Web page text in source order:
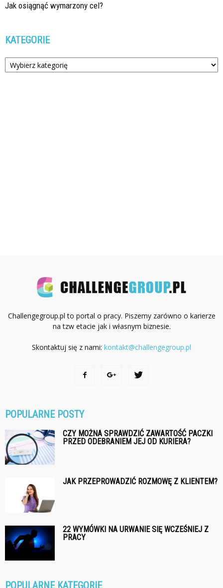
Jak osiągnąć wymarzony cel?
KATEGORIE
Kategorie
Challengegroup.pl to portal o pracy. Piszemy zarówno o karierze
na tzw etacie jak i własnym biznesie.
Skontaktuj się z nami: kontakt@challengegroup.pl
POPULARNE POSTY
CZY MOŻNA SPRAWDZIĆ ZAWARTOŚĆ PACZKI
PRZED ODEBRANIEM JEJ OD KURIERA?
JAK PRZEPROWADZIĆ ROZMOWĘ Z KLIENTEM?
22 WYMÓWKI NA URWANIE SIĘ WCZEŚNIEJ Z
PRACY